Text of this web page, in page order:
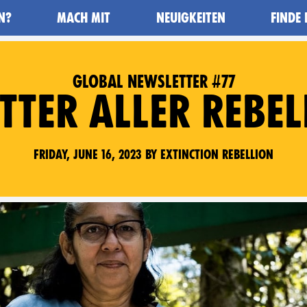
MACH MIT NEUIGKEITEN FINDE
GLOBAL NEWSLETTER #77
ALLER
Friday, June 16, 2023 by Extinction Rebellion